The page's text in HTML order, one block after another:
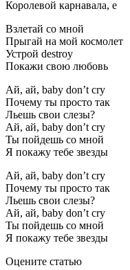
Королевой карнавала, е
Взлетай со мной
Прыгай на мой космолет
Устрой destroy
Покажи свою любовь
Ай, ай, baby don’t cry
Почему ты просто так
Льешь свои слезы?
Ай, ай, baby don’t cry
Ты пойдешь со мной
Я покажу тебе звезды
Ай, ай, baby don’t cry
Почему ты просто так
Льешь свои слезы?
Ай, ай, baby don’t cry
Ты пойдешь со мной
Я покажу тебе звезды
Оцените статью